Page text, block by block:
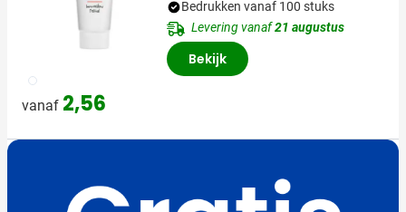
002
vanaf 2,56
Bedrukken vanaf 100 stuks
Levering vanaf21 augustus
Bekijk